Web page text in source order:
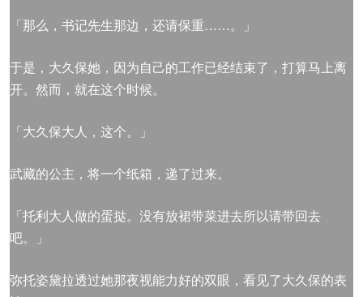
「那么，书记先生那边，还请保重……。」
于是，大久保她，因为自己的工作已经结束了，打算马上离
开。然而，就在这个时候。
「大久保大人，这个。」
武藏的公主，将一个纸箱，递了过来。
「托利大人做的蛋挞。没有放裙带菜进去所以请带回去
吧。」
弥托姿黛拉透过她那夜视能力好的双眼，看见了大久保的表